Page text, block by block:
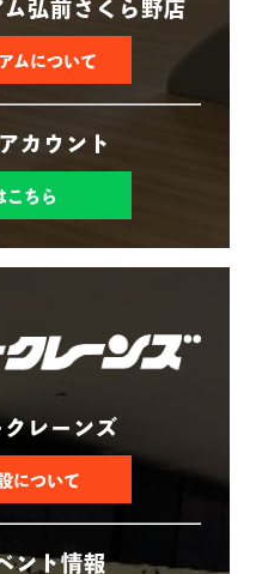
弘前さくら野店
ムについて
カウント
こちら
レーンズ
について
ント情報